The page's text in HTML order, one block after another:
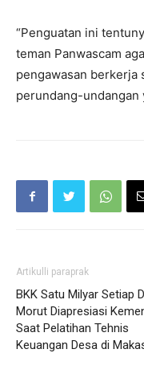
“Penguatan ini
teman Panwascam
pengawasan berkerja
perundang-undangan
Artikulli paraprak
BKK Satu Milyar Setiap
Morut Diapresiasi
Saat Pelatihan Tehnis
Keuangan Desa di